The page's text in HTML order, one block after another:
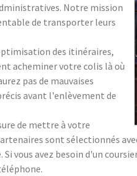
Notre mission
de transporter leurs
des itinéraires,
acheminer votre colis là où
pas de mauvaises
avant l'enlèvement de
de mettre à votre
sont sélectionnés
vous avez besoin d'un